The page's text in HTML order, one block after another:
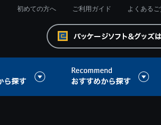
初めての方へ ご利用ガイド よくあるご